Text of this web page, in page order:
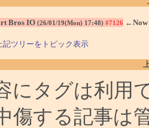
Bros IO (26/01/19(Mon) 17:48) #7126 ←Now
記ツリーをトピック表示
にタグは利用
傷する記事は